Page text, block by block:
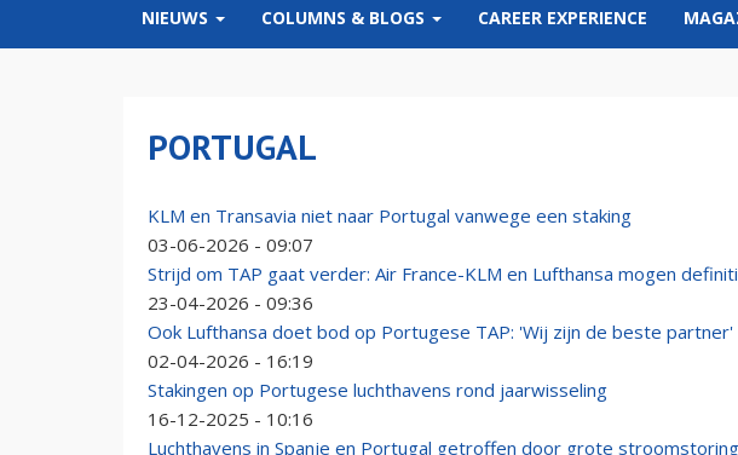
NIEUWS COLUMNS & BLOGS CAREER EXPERIENCE
PORTUGAL
KLM en Transavia niet naar Portugal vanwege een staking
03-06-2026 - 09:07
Strijd om TAP gaat verder: Air France-KLM en Lufthansa mogen
23-04-2026 - 09:36
Ook Lufthansa doet bod op Portugese TAP: 'Wij zijn de beste partner'
02-04-2026 - 16:19
Stakingen op Portugese luchthavens rond jaarwisseling
16-12-2025 - 10:16
Luchthavens in Spanje en Portugal getroffen door grote stroomstoring